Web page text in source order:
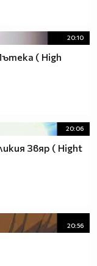
20:10
( High
20:06
Звяр ( Hight
20:56